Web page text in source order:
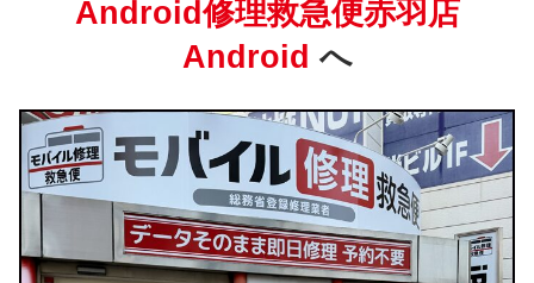
Android修理救急便赤羽店
Android へ